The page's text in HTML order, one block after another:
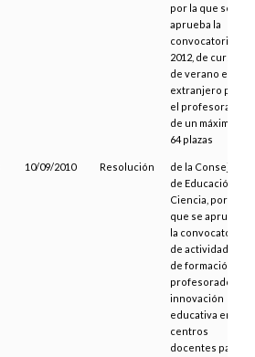
por la que se
aprueba la
convocatoria de
2012, de cursos
de verano en el
extranjero para
el profesorado,
de un máximo de
64 plazas
10/09/2010 Resolución
de la Consejería
de Educación y
Ciencia, por la
que se aprueba
la convocatoria
de actividades
de formación del
profesorado e
innovación
educativa en
centros
docentes para el